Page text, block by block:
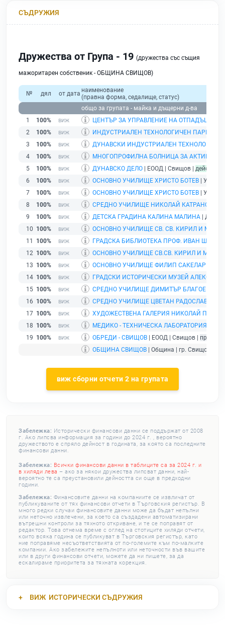
СЪДРУЖИЯ
Дружества от Група - 19 (дружества със същия
мажоритарен собственик - ОБЩИНА СВИЩОВ)
№ дял от дата наименование
(правна форма, седалище, статус)
общо за групата - майка и дъщерни д-ва
1
100% ЦЕНТЪР ЗА УПРАВЛЕНИЕ НА ОТПАДЪЦИ
2
100%
ИНДУСТРИАЛЕН ТЕХНОЛОГИЧЕН ПАРК -
3
100%
ДУНАВСКИ ИНДУСТРИАЛЕН
4
100%
МНОГОПРОФИЛНА БОЛНИЦА ЗА АКТИВНО
5
100% ДУНАВСКО ДЕЛО | ЕООД | Свищов | действащ
6
100% ОСНОВНО УЧИЛИЩЕ ХРИСТО БОТЕВ |
7
100% ОСНОВНО УЧИЛИЩЕ ХРИСТО БОТЕВ |
8
100% СРЕДНО УЧИЛИЩЕ НИКОЛАЙ КАТРАНОВ
9
100% ДЕТСКА ГРАДИНА КАЛИНА МАЛИНА |
10 100%
ОСНОВНО УЧИЛИЩЕ СВ. СВ. КИРИЛ И
11
100%
ГРАДСКА БИБЛИОТЕКА ПРОФ. ИВАН
12 100%
ОСНОВНО УЧИЛИЩЕ СВ.СВ. КИРИЛ И
13 100%
ОСНОВНО УЧИЛИЩЕ ФИЛИП
14 100%
ГРАДСКИ ИСТОРИЧЕСКИ МУЗЕЙ АЛЕКО
15 100% СРЕДНО УЧИЛИЩЕ ДИМИТЪР БЛАГОЕВ
16 100% СРЕДНО УЧИЛИЩЕ ЦВЕТАН РАДОСЛАВОВ
17 100%
ХУДОЖЕСТВЕНА ГАЛЕРИЯ НИКОЛАЙ
18 100%
МЕДИКО - ТЕХНИЧЕСКА ЛАБОРАТОРИЯ -
19 100% ОБРЕДИ - СВИЩОВ | ЕООД | Свищов |
ОБЩИНА СВИЩОВ | Община | гр. Свищов |
виж сборни отчети 2 на групата
Забележка: Исторически финансови данни се поддържат от 2008
г. Ако липсва информация за години до 2024 г. , вероятно
дружеството е спряло дейност в годината, за която са последните
финансови данни.
Забележка: Всички финансови данни в таблиците са за 2024 г. и
в хиляди лева – ако за някои дружества липсват данни, най-
вероятно те са преустановили дейността си още в предходни
години.
Забележка: Финансовите данни на компаниите се извличат от
публикуваните от тях финансови отчети в Търговския регистър. В
много редки случаи финансовите данни може да бъдат непълни
или неточно извлечени, за което са създадени автоматизирани
вътрешни контроли за тяхното откриване, и те се поправят от
редактор. Това отнема време с оглед на стотиците хиляди отчети,
които всяка година се публикуват в Търговския регистър, като
ние поправяме несъответствията от по-големите към по-малките
компании. Ако забележите непълноти или неточности във вашите
или в други финансови отчети, можете да ни пишете, за да
ескалираме приоритета за тяхната корекция.
ВИЖ ИСТОРИЧЕСКИ СЪДРУЖИЯ